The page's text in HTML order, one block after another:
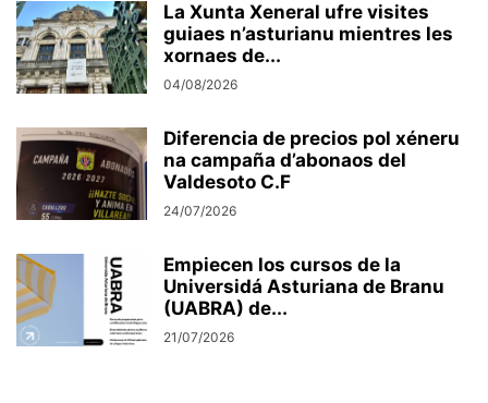
La Xunta Xeneral ufre visites
guiaes n’asturianu mientres les
xornaes de...
04/08/2026
Diferencia de precios pol xéneru
na campaña d’abonaos del
Valdesoto C.F
24/07/2026
Empiecen los cursos de la
Universidá Asturiana de Branu
(UABRA) de...
21/07/2026